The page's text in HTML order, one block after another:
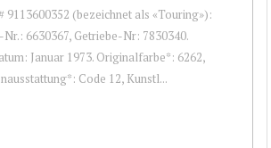
9113600352 (bezeichnet als «Touring»):
6630367, Getriebe-Nr: 7830340.
Januar 1973. Originalfarbe*: 6262,
Code 12, Kunstl...